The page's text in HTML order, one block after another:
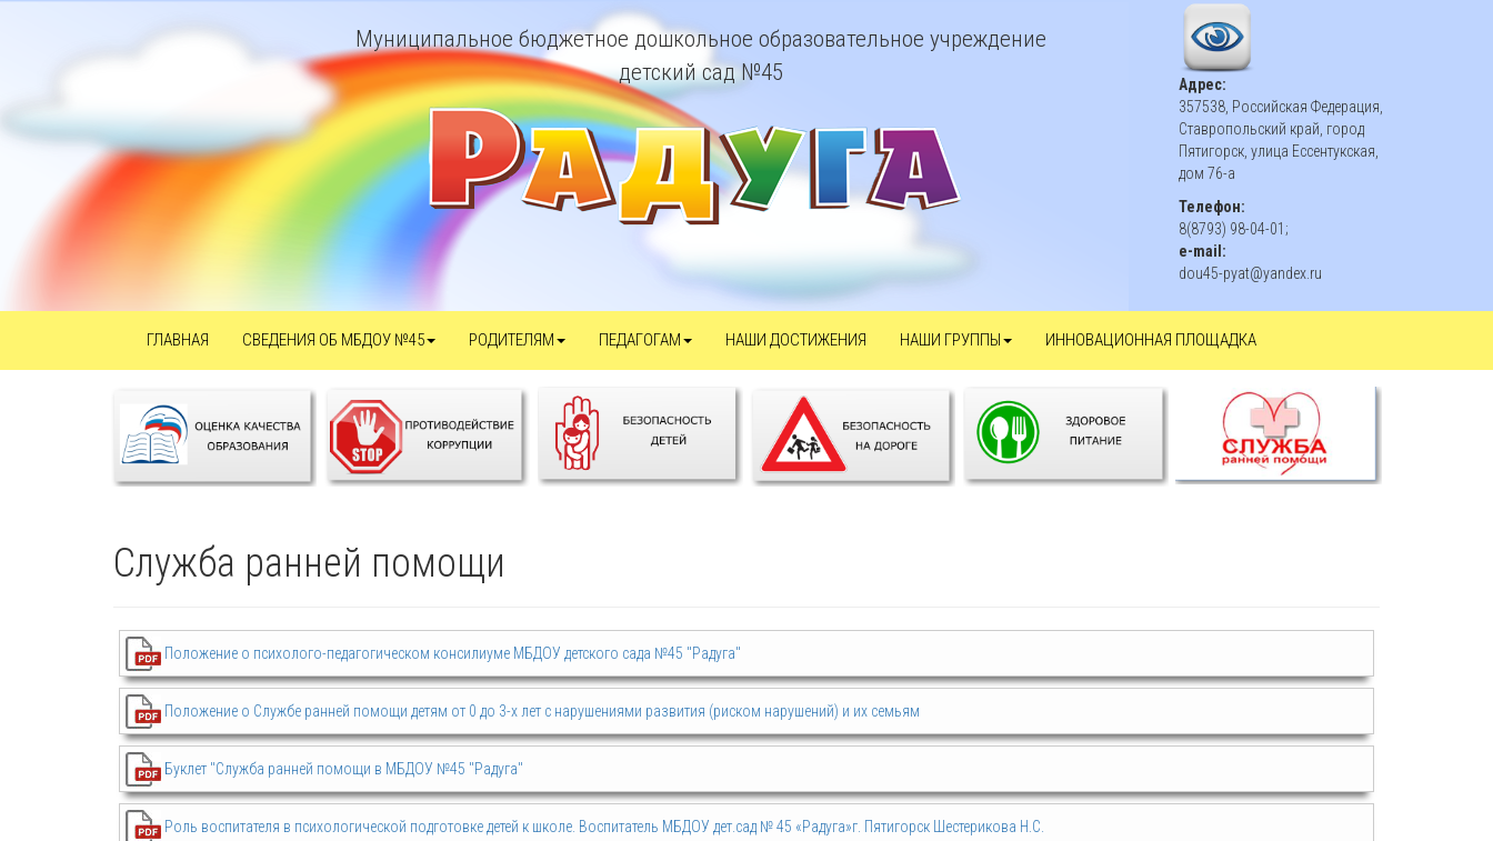
Муниципальное бюджетное дошкольное образовательное учреждение
детский сад №45
Адрес:
357538, Российская Федерация,
Ставропольский край, город
Пятигорск, улица Ессентукская,
дом 76-а
Телефон:
8(8793) 98-04-01;
e-mail:
dou45-pyat@yandex.ru
ГЛАВНАЯ СВЕДЕНИЯ ОБ МБДОУ №45 РОДИТЕЛЯМ ПЕДАГОГАМ НАШИ ДОСТИЖЕНИЯ НАШИ ГРУППЫ ИННОВАЦИОННАЯ ПЛОЩАДКА
Служба ранней помощи
Положение о психолого-педагогическом консилиуме МБДОУ детского сада №45 "Радуга"
Положение о Службе ранней помощи детям от 0 до 3-х лет с нарушениями развития (риском нарушений) и их семьям
Буклет "Служба ранней помощи в МБДОУ №45 "Радуга"
Роль воспитателя в психологической подготовке детей к школе. Воспитатель МБДОУ дет.сад № 45 «Радуга»г. Пятигорск Шестерикова Н.С.